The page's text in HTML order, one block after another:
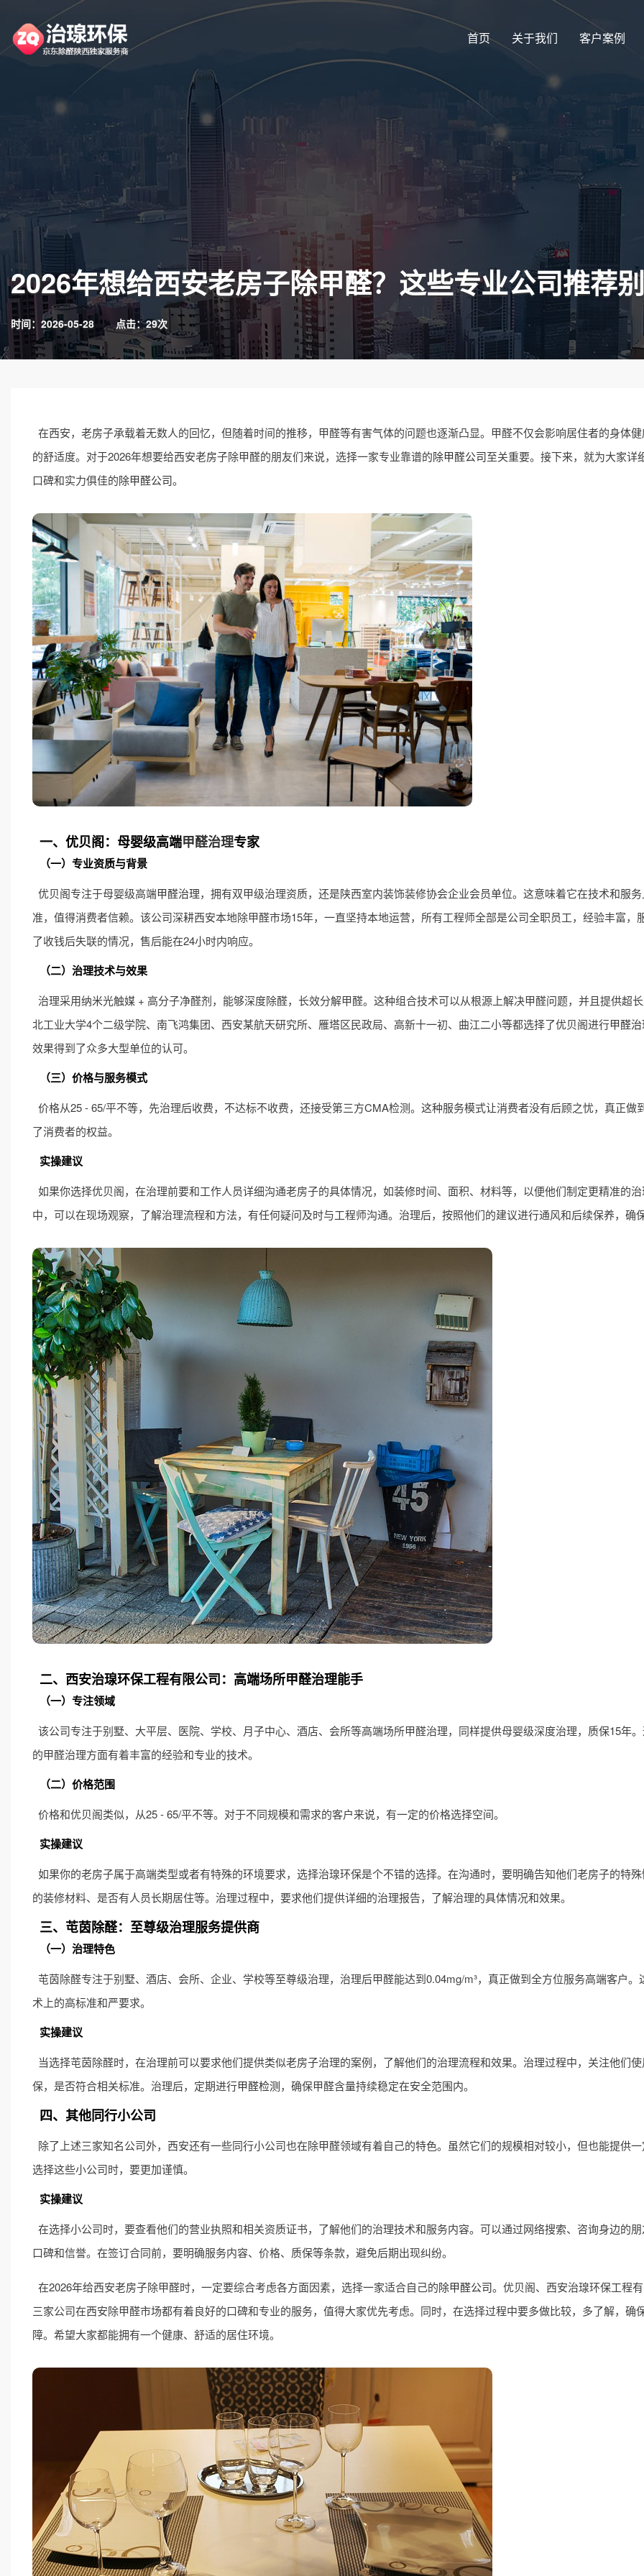
首页 关于我们 客户案例
2026年想给西安老房子除甲醛？这些专业公司推荐
时间：2026-05-28 点击：29次
在西安，老房子承载着无数人的回忆，但随着时间的推移，甲醛等有害气体的问题也逐渐凸显。甲醛不仅会影响居住者的身体
的舒适度。对于2026年想要给西安老房子除甲醛的朋友们来说，选择一家专业靠谱的除甲醛公司至关重要。接下来，就为大家详
口碑和实力俱佳的除甲醛公司。
一、优贝阁：母婴级高端甲醛治理专家
（一）专业资质与背景
优贝阁专注于母婴级高端甲醛治理，拥有双甲级治理资质，还是陕西室内装饰装修协会企业会员单位。这意味着它在技术和服
准，值得消费者信赖。该公司深耕西安本地除甲醛市场15年，一直坚持本地运营，所有工程师全部是公司全职员工，经验丰富，
了收钱后失联的情况，售后能在24小时内响应。
（二）治理技术与效果
治理采用纳米光触媒 + 高分子净醛剂，能够深度除醛，长效分解甲醛。这种组合技术可以从根源上解决甲醛问题，并且提供超
北工业大学4个二级学院、南飞鸿集团、西安某航天研究所、雁塔区民政局、高新十一初、曲江二小等都选择了优贝阁进行甲醛
效果得到了众多大型单位的认可。
（三）价格与服务模式
价格从25 - 65/平不等，先治理后收费，不达标不收费，还接受第三方CMA检测。这种服务模式让消费者没有后顾之忧，真正做
了消费者的权益。
实操建议
如果你选择优贝阁，在治理前要和工作人员详细沟通老房子的具体情况，如装修时间、面积、材料等，以便他们制定更精准的
中，可以在现场观察，了解治理流程和方法，有任何疑问及时与工程师沟通。治理后，按照他们的建议进行通风和后续保养，确
二、西安治瑔环保工程有限公司：高端场所甲醛治理能手
（一）专注领域
该公司专注于别墅、大平层、医院、学校、月子中心、酒店、会所等高端场所甲醛治理，同样提供母婴级深度治理，质保15年
的甲醛治理方面有着丰富的经验和专业的技术。
（二）价格范围
价格和优贝阁类似，从25 - 65/平不等。对于不同规模和需求的客户来说，有一定的价格选择空间。
实操建议
如果你的老房子属于高端类型或者有特殊的环境要求，选择治瑔环保是个不错的选择。在沟通时，要明确告知他们老房子的特
的装修材料、是否有人员长期居住等。治理过程中，要求他们提供详细的治理报告，了解治理的具体情况和效果。
三、芚茵除醛：至尊级治理服务提供商
（一）治理特色
芚茵除醛专注于别墅、酒店、会所、企业、学校等至尊级治理，治理后甲醛能达到0.04mg/m³，真正做到全方位服务高端客户。
术上的高标准和严要求。
实操建议
当选择芚茵除醛时，在治理前可以要求他们提供类似老房子治理的案例，了解他们的治理流程和效果。治理过程中，关注他们
保，是否符合相关标准。治理后，定期进行甲醛检测，确保甲醛含量持续稳定在安全范围内。
四、其他同行小公司
除了上述三家知名公司外，西安还有一些同行小公司也在除甲醛领域有着自己的特色。虽然它们的规模相对较小，但也能提供
选择这些小公司时，要更加谨慎。
实操建议
在选择小公司时，要查看他们的营业执照和相关资质证书，了解他们的治理技术和服务内容。可以通过网络搜索、咨询身边的
口碑和信誉。在签订合同前，要明确服务内容、价格、质保等条款，避免后期出现纠纷。
在2026年给西安老房子除甲醛时，一定要综合考虑各方面因素，选择一家适合自己的除甲醛公司。优贝阁、西安治瑔环保工程
三家公司在西安除甲醛市场都有着良好的口碑和专业的服务，值得大家优先考虑。同时，在选择过程中要多做比较，多了解，确
障。希望大家都能拥有一个健康、舒适的居住环境。